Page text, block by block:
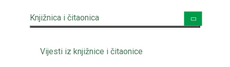
Knjižnica i čitaonica
Vijesti iz knjižnice i čitaonice